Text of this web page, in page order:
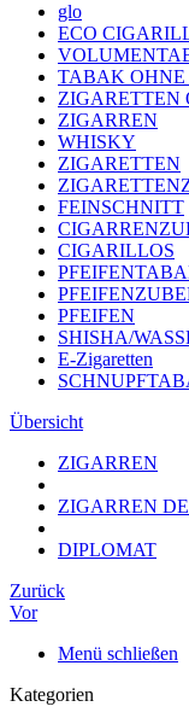
glo
ECO
TABAK OHNE
ZIGARETTEN
ZIGARREN
WHISKY
ZIGARETTEN
FEINSCHNITT
CIGARILLOS
PFEIFEN
SHISHA/
E-Zigaretten
Übersicht
ZIGARREN
ZIGARREN
DIPLOMAT
Zurück
Vor
Menü schließen
Kategorien